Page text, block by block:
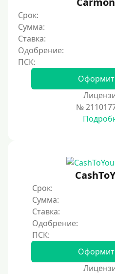
20000 руб
25000 руб
30000 руб
30000 руб на год
35000 руб
40000 руб
150000 руб
200000 руб
250000 руб
300000 руб
500000 руб
Срок:
Сумма:
Ставка:
Одобрение:
№
Срок:
Сумма:
Ставка:
Одобрение: